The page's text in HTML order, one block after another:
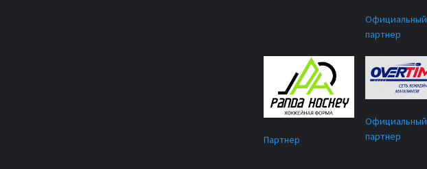
Официальный
партнер
Партнер
Официальный
партнер